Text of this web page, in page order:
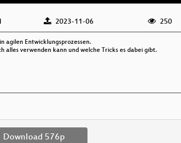
2023-11-06 250
agilen Entwicklungsprozessen.
alles verwenden kann und welche Tricks es dabei gibt.
Download 576p